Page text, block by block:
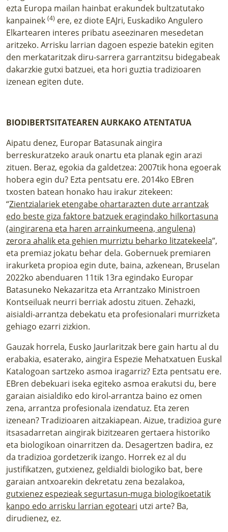
ezta Europa mailan hainbat erakundek bultzatutako
kanpainek (4) ere, ez diote EAJri, Euskadiko Angulero
Elkartearen interes pribatu aseezinaren mesedetan
aritzeko. Arrisku larrian dagoen espezie batekin egiten
den merkataritzak diru-sarrera garrantzitsu bidegabeak
dakarzkie gutxi batzuei, eta hori guztia tradizioaren
izenean egiten dute.
BIODIBERTSITATEAREN AURKAKO ATENTATUA
Aipatu denez, Europar Batasunak aingira
berreskuratzeko arauk onartu eta planak egin arazi
zituen. Beraz, egokia da galdetzea: 2007tik hona egoerak
hobera egin du? Ezta pentsatu ere. 2014ko EBren
txosten batean honako hau irakur zitekeen:
“Zientzialariek etengabe ohartarazten dute arrantzak
edo beste giza faktore batzuek eragindako hilkortasuna
(aingirarena eta haren arrainkumeena, angulena)
zerora ahalik eta gehien murriztu beharko litzatekeela”,
eta premiaz jokatu behar dela. Gobernuek premiaren
irakurketa propioa egin dute, baina, azkenean, Bruselan
2022ko abenduaren 11tik 13ra egindako Europar
Batasuneko Nekazaritza eta Arrantzako Ministroen
Kontseiluak neurri berriak adostu zituen. Zehazki,
aisialdi-arrantza debekatu eta profesionalari murrizketa
gehiago ezarri zizkion.
Gauzak horrela, Eusko Jaurlaritzak bere gain hartu al du
erabakia, esaterako, aingira Espezie Mehatxatuen Euskal
Katalogoan sartzeko asmoa iragarriz? Ezta pentsatu ere.
EBren debekuari iseka egiteko asmoa erakutsi du, bere
garaian aisialdiko edo kirol-arrantza baino ez omen
zena, arrantza profesionala izendatuz. Eta zeren
izenean? Tradizioaren aitzakiapean. Aizue, tradizioa gure
itsasadarretan aingirak bizitzearen gertaera historiko
eta biologikoan oinarritzen da. Desagertzen badira, ez
da tradizioa gordetzerik izango. Horrek ez al du
justifikatzen, gutxienez, geldialdi biologiko bat, bere
garaian antxoarekin dekretatu zena bezalakoa,
gutxienez espezieak segurtasun-muga biologikoetatik
kanpo edo arrisku larrian egoteari utzi arte? Ba,
dirudienez, ez.